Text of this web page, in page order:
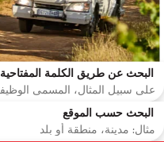
البحث عن طريق الكلمة المفتاحية
البحث حسب الموقع